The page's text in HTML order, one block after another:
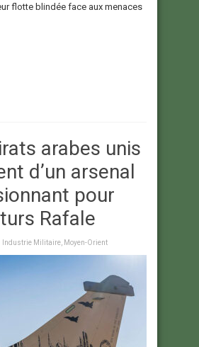
flotte blindée face aux menaces
arabes unis
d’un arsenal
pour
Rafale
Industrie Militaire Moyen-Orient